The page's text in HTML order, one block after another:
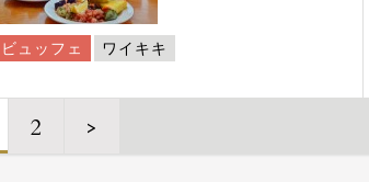
ビュッフェ ワイキキ
2 >